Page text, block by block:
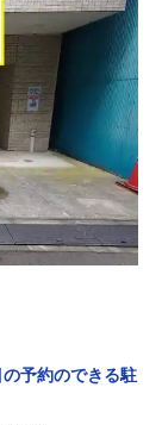
予約のできる駐